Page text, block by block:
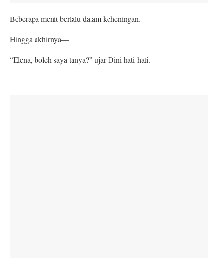
Beberapa menit berlalu dalam keheningan.
Hingga akhirnya—
“Elena, boleh saya tanya?” ujar Dini hati-hati.